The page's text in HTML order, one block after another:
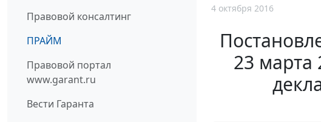
Правовой консалтинг
ПРАЙМ
Правовой портал
www.garant.ru
Вести Гаранта
4 октября 2016
23 марта